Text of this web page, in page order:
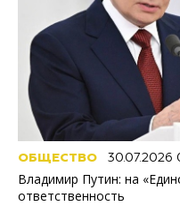
ОБЩЕСТВО 30.07.2026
Владимир Путин: на
ответственность